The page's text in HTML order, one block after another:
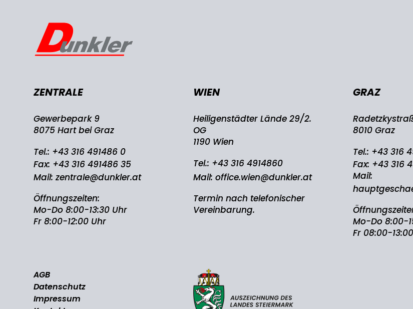
ZENTRALE
Gewerbepark 9
8075 Hart bei Graz
Tel.: +43 316 491486 0
Fax: +43 316 491486 35
Mail:zentrale@dunkler.at
Öffnungszeiten:
Mo-Do 8:00-13:30 Uhr
Fr 8:00-12:00 Uhr
WIEN
Heiligenstädter Lände 29/2.
OG
1190 Wien
Tel.: +43 316 4914860
Mail:office.wien@dunkler.at
Termin nach telefonischer
Vereinbarung.
GRAZ
8010 Graz
Tel.: +43 316
Fax: +43 316
Mail:
Mo-Do 8:00-
Fr 08:00-
AGB
Datenschutz
Impressum